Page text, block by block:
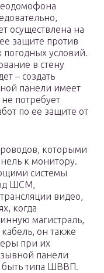
осуществлена на
защите против
погодных условий.
в стену
– создать
панели имеет
потребует
по ее защите от
которыми
к монитору.
системы
ШСМ,
видео,
когда
магистраль,
он также
при их
панели
типа ШВВП.